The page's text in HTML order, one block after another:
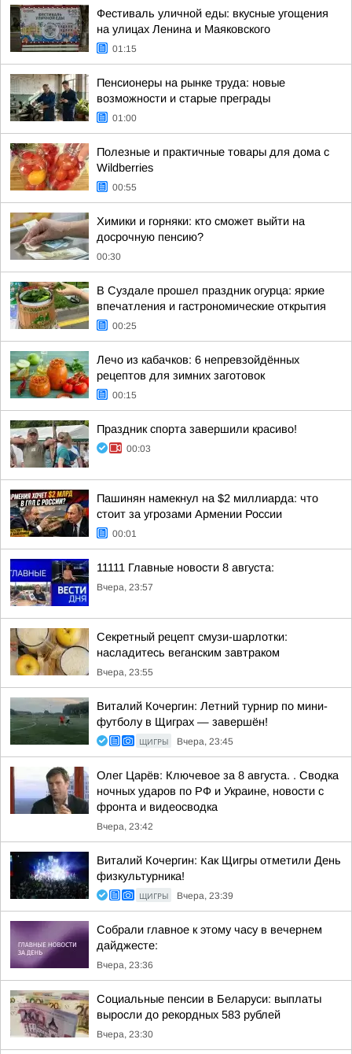
Фестиваль уличной еды: вкусные угощения
на улицах Ленина и Маяковского
01:15
Пенсионеры на рынке труда: новые
возможности и старые преграды
01:00
Полезные и практичные товары для дома с
Wildberries
00:55
Химики и горняки: кто сможет выйти на
досрочную пенсию?
00:30
В Суздале прошел праздник огурца: яркие
впечатления и гастрономические открытия
00:25
Лечо из кабачков: 6 непревзойдённых
рецептов для зимних заготовок
00:15
Праздник спорта завершили красиво!
00:03
Пашинян намекнул на $2 миллиарда: что
стоит за угрозами Армении России
00:01
11111 Главные новости 8 августа:
Вчера, 23:57
Секретный рецепт смузи-шарлотки:
насладитесь веганским завтраком
Вчера, 23:55
Виталий Кочергин: Летний турнир по мини-
футболу в Щиграх — завершён!
ЩИГРЫ Вчера, 23:45
Олег Царёв: Ключевое за 8 августа. . Сводка
ночных ударов по РФ и Украине, новости с
фронта и видеосводка
Вчера, 23:42
Виталий Кочергин: Как Щигры отметили День
физкультурника!
ЩИГРЫ Вчера, 23:39
Собрали главное к этому часу в вечернем
дайджесте:
Вчера, 23:36
Социальные пенсии в Беларуси: выплаты
выросли до рекордных 583 рублей
Вчера, 23:30